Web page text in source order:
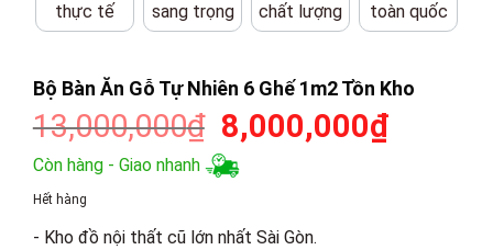
thực tế
sang trọng
chất lượng
toàn quốc
Bộ Bàn Ăn Gỗ Tự Nhiên 6 Ghế 1m2 Tồn Kho
13,000,000₫ Giá
gốc
là:
8,000,000₫Giá
Còn hàng - Giao nhanh
Hết hàng
- Kho đồ nội thất cũ lớn nhất Sài Gòn.